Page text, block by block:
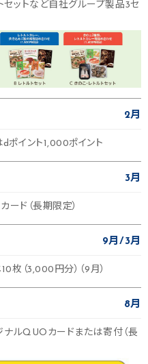
セットなど自社グループ製品3セ
2月
ポイント1,000ポイント
3月
ード（長期限定）
9月 3月
枚（3,000円分）（9月）
8月
ルQUOカードまたは寄付（長